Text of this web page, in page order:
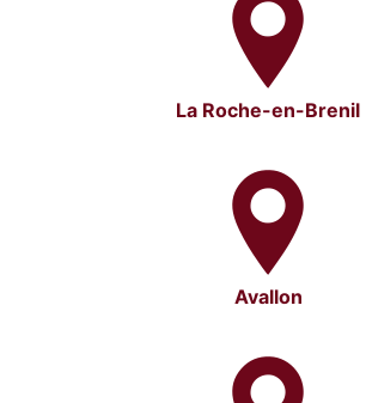
La Roche-en-Brenil
Avallon